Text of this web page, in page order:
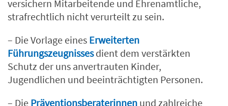
versichern Mitarbeitende und Ehrenamtliche,
strafrechtlich nicht verurteilt zu sein.
– Die Vorlage eines Erweiterten
Führungszeugnissesdient dem verstärkten
Schutz der uns anvertrauten Kinder,
Jugendlichen und beeinträchtigten Personen.
– Die Präventionsberaterinnen und zahlreiche